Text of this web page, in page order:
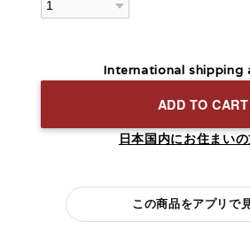
International shipping
ADD TO CART
日本国内にお住まい
この商品をアプリで